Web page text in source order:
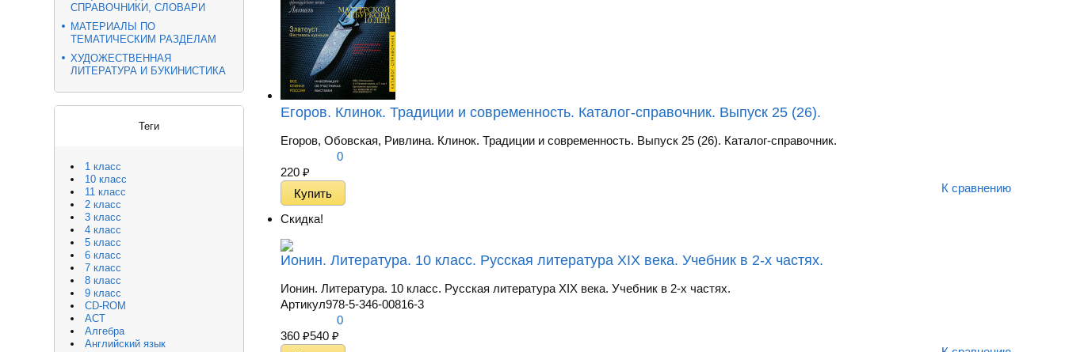
СПРАВОЧНИКИ, СЛОВАРИ
МАТЕРИАЛЫ ПО
ТЕМАТИЧЕСКИМ РАЗДЕЛАМ
ХУДОЖЕСТВЕННАЯ
ЛИТЕРАТУРА И БУКИНИСТИКА
Теги
1 класс
10 класс
11 класс
2 класс
3 класс
4 класс
5 класс
6 класс
7 класс
8 класс
9 класс
CD-ROM
АСТ
Алгебра
Английский язык
Егоров. Клинок. Традиции и современность. Каталог-справочник. Выпуск 25 (26).
Егоров, Обовская, Ривлина. Клинок. Традиции и современность. Выпуск 25 (26). Каталог-справочник.
0
220 ₽
К сравнению
Скидка!
Ионин. Литература. 10 класс. Русская литература XIX века. Учебник в 2-х частях.
Ионин. Литература. 10 класс. Русская литература XIX века. Учебник в 2-х частях.
Артикул978-5-346-00816-3
0
360 ₽540 ₽